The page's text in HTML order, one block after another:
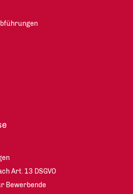
Art. 13 DSGVO
Bewerbende